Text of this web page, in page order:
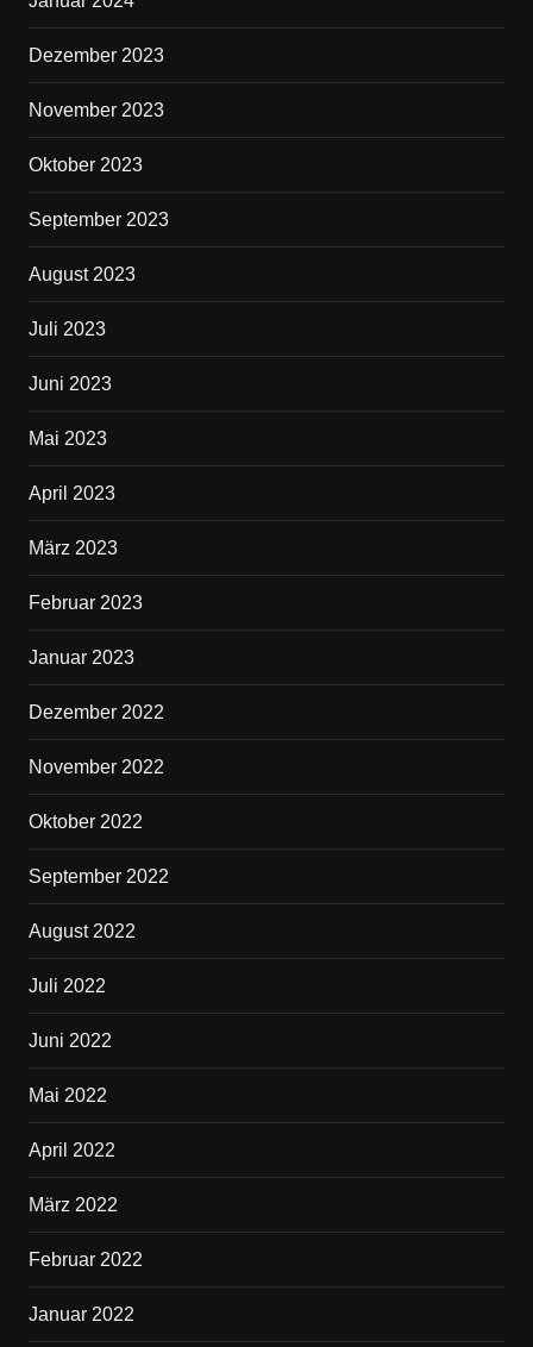
Dezember 2023
November 2023
Oktober 2023
September 2023
August 2023
Juli 2023
Juni 2023
Mai 2023
April 2023
März 2023
Februar 2023
Januar 2023
Dezember 2022
November 2022
Oktober 2022
September 2022
August 2022
Juli 2022
Juni 2022
Mai 2022
April 2022
März 2022
Februar 2022
Januar 2022